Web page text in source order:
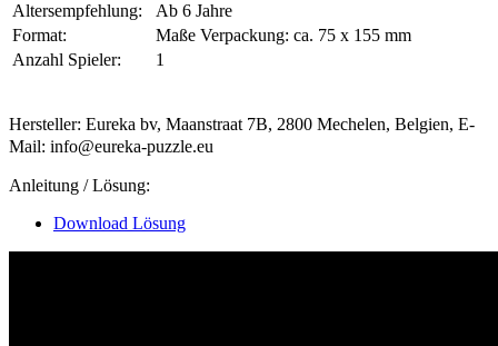
Altersempfehlung:
Ab 6 Jahre
Format:
Maße Verpackung: ca. 75 x 155 mm
Anzahl Spieler:
1
Hersteller: Eureka bv, Maanstraat 7B, 2800 Mechelen, Belgien, E-
Mail: info@eureka-puzzle.eu
Anleitung / Lösung:
Download Lösung